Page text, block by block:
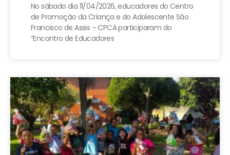
No sábado dia 11/04/2026, educadores do Centro
de Promoção da Criança e do Adolescente São
Francisco de Assis – CPCA participaram do
“Encontro de Educadores